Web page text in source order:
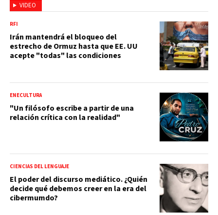
VIDEO
RFI
Irán mantendrá el bloqueo del
estrecho de Ormuz hasta que EE. UU
acepte "todas" las condiciones
ENECULTURA
"Un filósofo escribe a partir de una
relación crítica con la realidad"
CIENCIAS DEL LENGUAJE
El poder del discurso mediático. ¿Quién
decide qué debemos creer en la era del
cibermumdo?